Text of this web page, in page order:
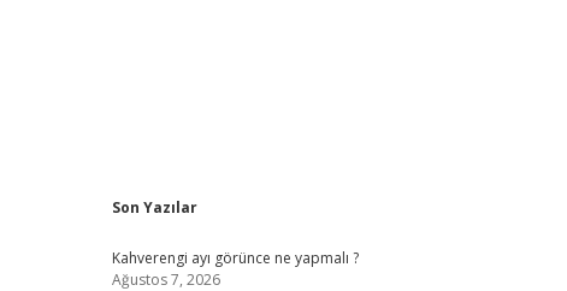
Sidebar
Son Yazılar
Kahverengi ayı görünce ne yapmalı ?
Ağustos 7, 2026